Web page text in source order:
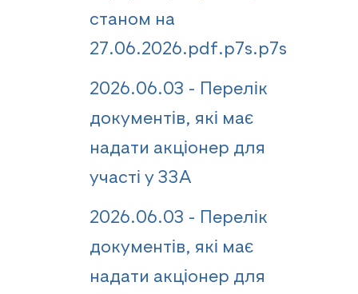
станом на
27.06.2026.pdf.p7s.p7s
2026.06.03 - Перелік
документів, які має
надати акціонер для
участі у ЗЗА
2026.06.03 - Перелік
документів, які має
надати акціонер для